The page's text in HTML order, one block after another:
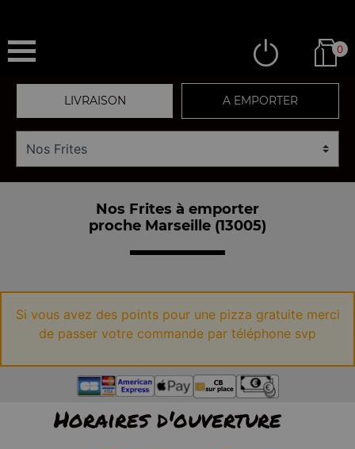
0
LIVRAISON A EMPORTER
Nos Frites à emporter
proche Marseille (13005)
Si vous avez des points pour une pizza gratuite merci
de passer votre commande par téléphone svp
Horaires d'ouverture